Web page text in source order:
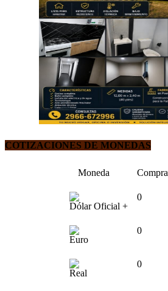
COTIZACIONES DE MONEDAS
Moneda Compra
Dólar Oficial +
0
Euro
0
Real
0